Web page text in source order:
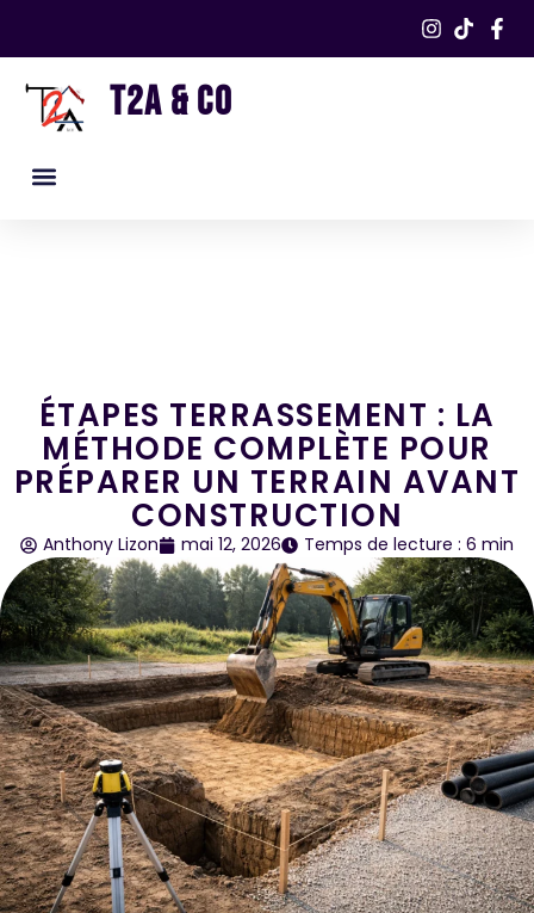
T2A & CO
ÉTAPES TERRASSEMENT : LA
MÉTHODE COMPLÈTE POUR
PRÉPARER UN TERRAIN AVANT
CONSTRUCTION
Anthony Lizon mai 12, 2026 Temps de lecture : 6 min